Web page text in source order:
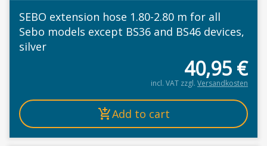
SEBO extension hose 1.80-2.80 m for all
Sebo models except BS36 and BS46 devices,
silver
40,95 €
incl. VAT zzgl. Versandkosten
Add to cart